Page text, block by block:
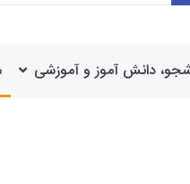
دانش آموز و آموزشی